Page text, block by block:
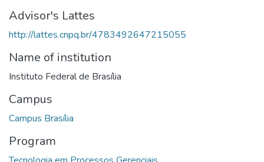
Advisor's Lattes
http://lattes.cnpq.br/4783492647215055
Name of institution
Instituto Federal de Brasília
Campus
Campus Brasília
Program